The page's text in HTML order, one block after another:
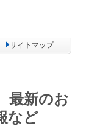
サイトマップ
最新のお
など